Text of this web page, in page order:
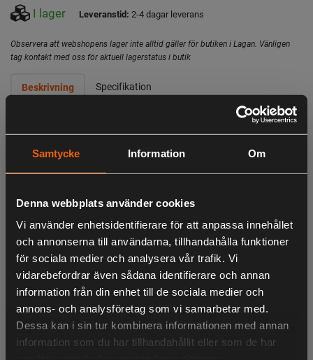
Samtycke Information Om
Denna webbplats använder cookies
Vi använder enhetsidentifierare för att anpassa innehållet
och annonserna till användarna, tillhandahålla funktioner
för sociala medier och analysera vår trafik. Vi
vidarebefordrar även sådana identifierare och annan
information från din enhet till de sociala medier och
annons- och analysföretag som vi samarbetar med.
Dessa kan i sin tur kombinera informationen med annan
information som du har tillhandahållit eller som de har
I lager Leveranstid: 2-4 dagar leverans
Observera att webshopens lager inte alltid gäller för butiken i Lagan. Vänligen
tag kontakt med oss för aktuell lagerstatus i butik
Beskrivning Specifikation
Lätt och smidig ryggsäck - Justerbara Axelremmar -
smygjakt. Storleken ger plats för lättare klädombyten,
vattenflaska, kikare etc, sådant du behöver för en dag.
Ryggsäcken har en stort fack som öppnas och försluts
med en tvåvägsdragkedja, samt ett mindre separat fack
inuti. Ytterst har den en mindre dragkedjeförsluten ficka
med en meshficka. De justerbara axelremmarna är
tillverkade&nbsp;utan onödiga detaljer så att du lätt ska
kunna anlägga ett gevär.Ryggplattan är försedd med en
ergonomiskt formad air-mesh för ökad komfort.Volym 15L,